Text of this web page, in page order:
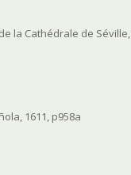
la Cathédrale de Séville,
1611, p958a